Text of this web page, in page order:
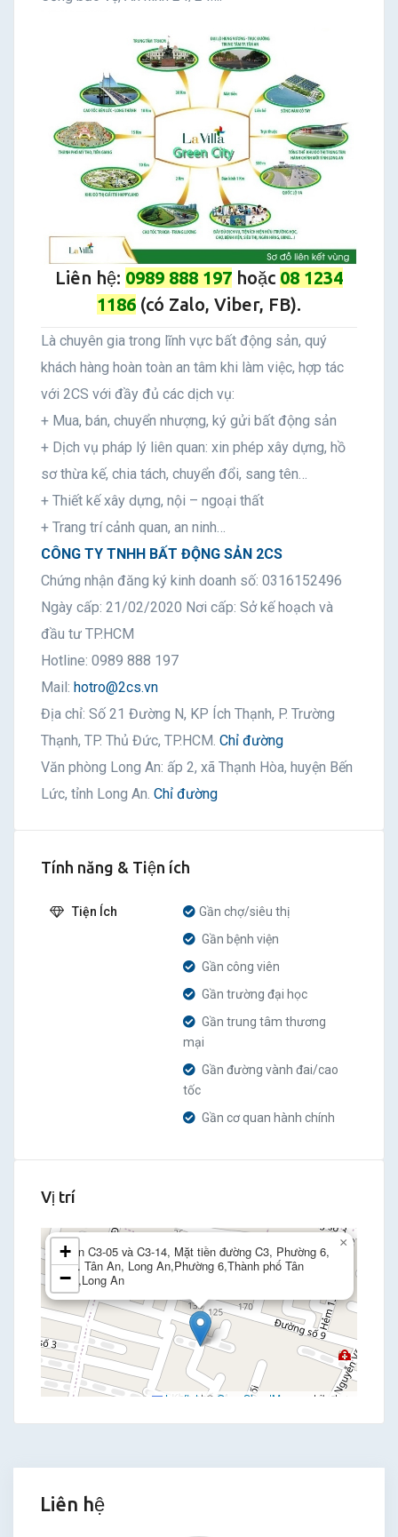
Liên hệ: 0989 888 197 hoặc 08 1234
1186 (có Zalo, Viber, FB).
Là chuyên gia trong lĩnh vực bất động sản, quý
khách hàng hoàn toàn an tâm khi làm việc, hợp tác
với 2CS với đầy đủ các dịch vụ:
+ Mua, bán, chuyển nhượng, ký gửi bất động sản
+ Dịch vụ pháp lý liên quan: xin phép xây dựng, hồ
sơ thừa kế, chia tách, chuyển đổi, sang tên…
+ Thiết kế xây dựng, nội – ngoại thất
+ Trang trí cảnh quan, an ninh…
CÔNG TY TNHH BẤT ĐỘNG SẢN 2CS
Chứng nhận đăng ký kinh doanh số: 0316152496
Ngày cấp: 21/02/2020 Nơi cấp: Sở kế hoạch và
đầu tư TP.HCM
Hotline: 0989 888 197
Mail: hotro@2cs.vn
Địa chỉ: Số 21 Đường N, KP Ích Thạnh, P. Trường
Thạnh, TP. Thủ Đức, TP.HCM. Chỉ đường
Văn phòng Long An: ấp 2, xã Thạnh Hòa, huyện Bến
Lức, tỉnh Long An. Chỉ đường
Tính năng & Tiện ích
Tiện Ích
Gần chợ/siêu thị
Gần bệnh viện
Gần công viên
Gần trường đại học
Gần trung tâm thương
mại
Gần đường vành đai/cao
tốc
Gần cơ quan hành chính
Vị trí
Căn C3-05 và C3-14, Mặt tiền đường C3, Phường 6,
TP. Tân An, Long An,Phường 6,Thành phố Tân
An,Long An
×
+
−
Leaflet |© OpenStreetMap contributors
Liên hệ